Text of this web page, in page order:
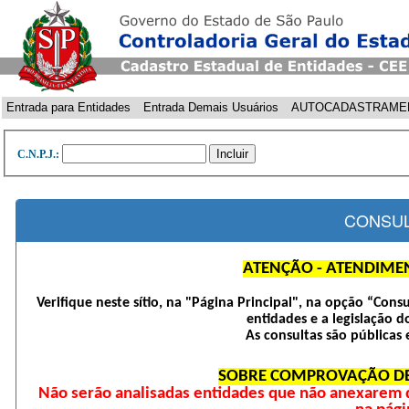
Entrada para Entidades Entrada Demais Usuários
C.N.P.J.:
ATENÇÃO -
Verifique neste sítio, na "Página Principal", na opção
entidades e a legislação
As consultas são públicas
SOBRE COMPROVAÇÃO
Não serão analisadas entidades que não